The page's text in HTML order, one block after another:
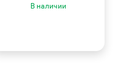
В наличии